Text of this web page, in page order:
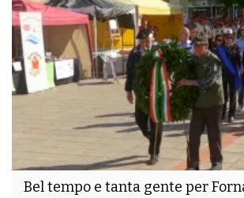
Bel tempo e tanta gente per